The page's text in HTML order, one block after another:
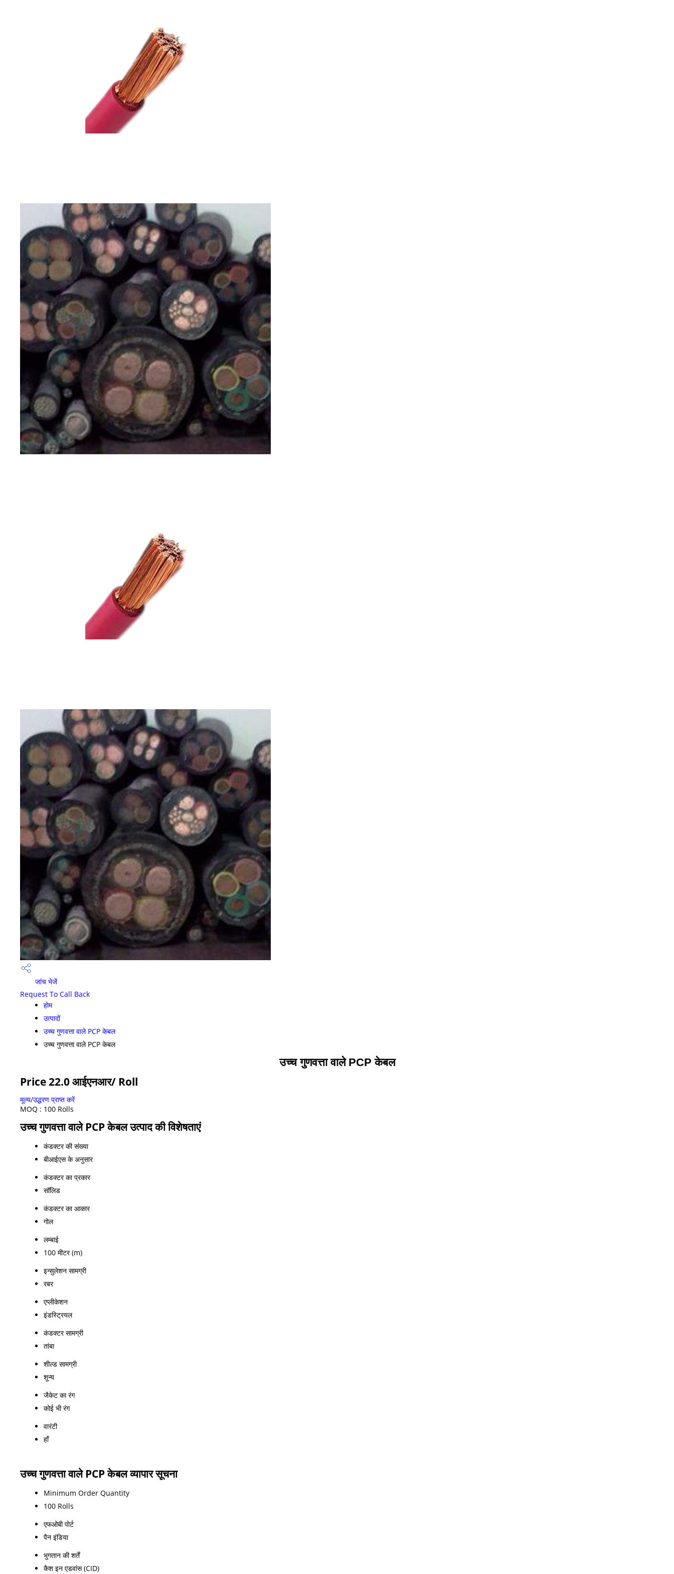
जांच भेजें
Request To Call Back
होम
उत्पादों
उच्च गुणवत्ता वाले PCP केबल
उच्च गुणवत्ता वाले PCP केबल
उच्च गुणवत्ता वाले PCP केबल
Price 22.0 आईएनआर/ Roll
मूल्य/उद्धरण प्राप्त करें
MOQ : 100 Rolls
उच्च गुणवत्ता वाले PCP केबल उत्पाद की विशेषताएं
कंडक्टर की संख्या
बीआईएस के अनुसार
कंडक्टर का प्रकार
सॉलिड
कंडक्टर का आकार
गोल
लम्बाई
100 मीटर (m)
इन्सुलेशन सामग्री
रबर
एप्लीकेशन
इंडस्ट्रियल
कंडक्टर सामग्री
तांबा
शील्ड सामग्री
शून्य
जैकेट का रंग
कोई भी रंग
वारंटी
हाँ
उच्च गुणवत्ता वाले PCP केबल व्यापार सूचना
Minimum Order Quantity
100 Rolls
एफओबी पोर्ट
पैन इंडिया
भुगतान की शर्तें
कैश इन एडवांस (CID)